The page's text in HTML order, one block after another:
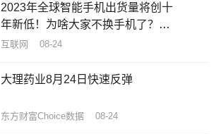
2023年全球智能手机出货量将创十
年新低！为啥大家不换手机了？机
构揭秘原因
互联网 08-24
大理药业8月24日快速反弹
东方财富Choice数据 08-24